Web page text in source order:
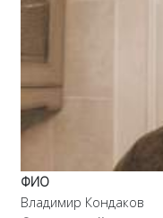
ФИО
Владимир Кондаков